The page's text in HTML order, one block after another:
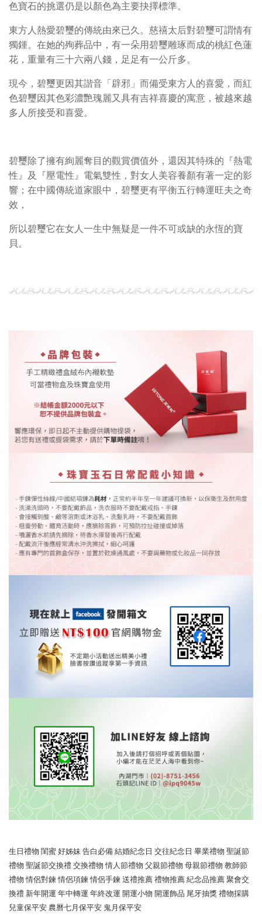
色寶石的挑選仍是以顏色為主要抉擇標準。
東方人熱愛碧璽的傳統由來已久。慈禧太后對碧璽可謂情有
獨鍾。 在她的殉葬品中，有一朵用碧璽雕琢而成的桃紅色蓮
花， 重量有三十六兩八錢，足足有一公斤多。
現今，碧璽更因其諧音「辟邪」而備受東方人的喜愛 ， 而紅
色碧璽因其色彩濃艷瑰麗又具有吉祥喜慶的寓意，被越來越
多人所接受和喜愛。
碧璽除了擁有絢麗奪目的觀賞價值外，還因其特殊的『熱電
性』及『壓電性』電氣雙性， 對女人美容養顏有著一定的影
響；在中國傳統道家眼中，碧璽更有平衡五行轉運旺夫之奇
效，
所以碧璽它在女人一生中無疑是一件不可或缺的永恆的寶
貝。
生日禮物 閨蜜 好姊妹 告白必備 結婚紀念日 交往紀念日 畢業禮物 聖誕節
禮物 聖誕節交換禮 交換禮物 情人節禮物 父親節禮物 母親節禮物 教師節
禮物 情侶對鍊 情侶項鍊 情侶手鍊 送禮推薦 禮物推薦 紀念品推薦 聚會交
換禮 新年開運 年中轉運 年終改運 開運小物 開運飾品 尾牙抽獎 禮物採購
兒童保平安 農曆七月保平安 鬼月保平安